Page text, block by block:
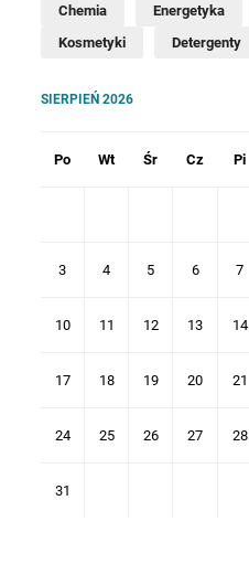
Chemia Energetyka
Kosmetyki
Detergenty
SIERPIEŃ 2026
Po Wt Śr Cz Pi
3 4 5 6 7
10 11 12 13 14
17 18 19 20 21
24 25 26 27 28
31